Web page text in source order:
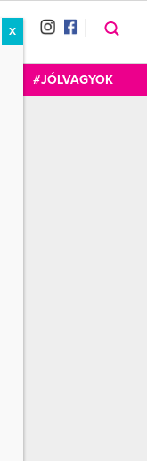
#JÓLVAGYOK
X